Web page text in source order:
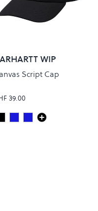
WIP
Script Cap
39.00
Black/White
JUPITER/WHITE
DEEP NIGHT/